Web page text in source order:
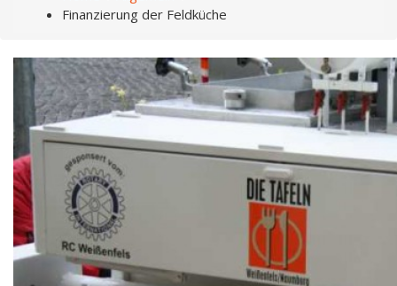
Finanzierung der Feldküche